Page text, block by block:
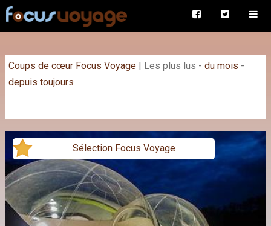
Coups de cœur Focus Voyage| Les plus lus - du mois -
depuis toujours
Sélection Focus Voyage